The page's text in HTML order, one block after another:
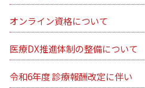
オンライン資格について
医療DX推進体制の整備について
令和6年度 診療報酬改定に伴い